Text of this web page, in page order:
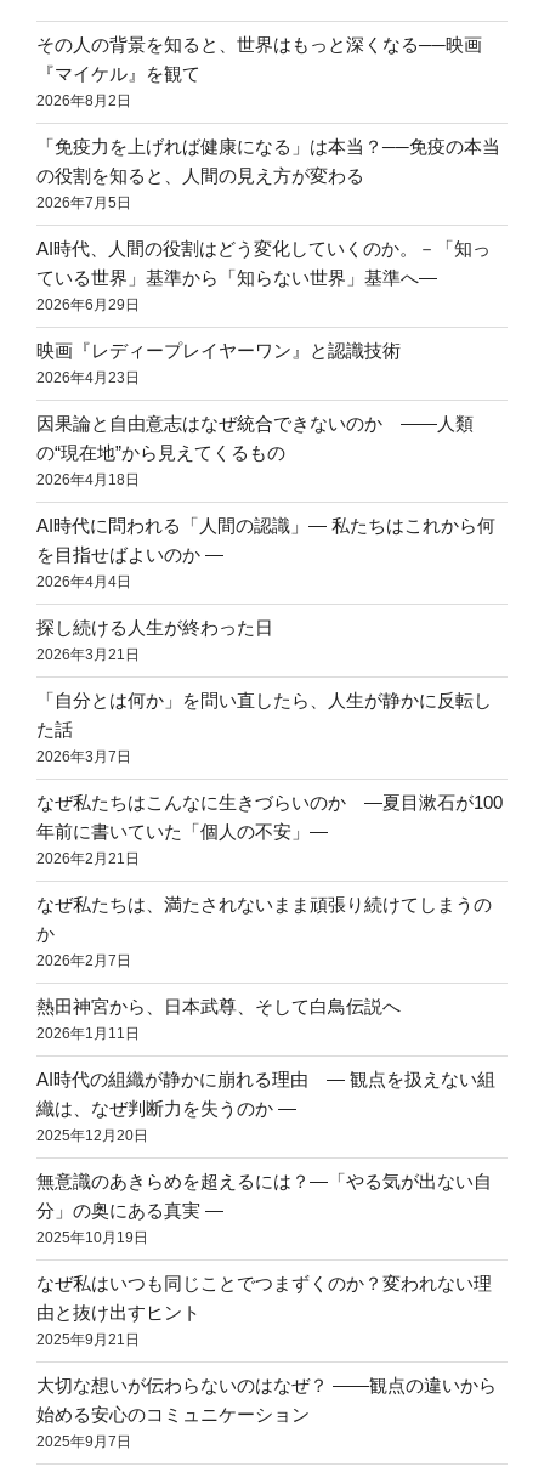
その人の背景を知ると、世界はもっと深くなる──映画
『マイケル』を観て
2026年8月2日
「免疫力を上げれば健康になる」は本当？──免疫の本当
の役割を知ると、人間の見え方が変わる
2026年7月5日
AI時代、人間の役割はどう変化していくのか。－「知っ
ている世界」基準から「知らない世界」基準へ―
2026年6月29日
映画『レディープレイヤーワン』と認識技術
2026年4月23日
因果論と自由意志はなぜ統合できないのか ――人類
の“現在地”から見えてくるもの
2026年4月18日
AI時代に問われる「人間の認識」― 私たちはこれから何
を目指せばよいのか ―
2026年4月4日
探し続ける人生が終わった日
2026年3月21日
「自分とは何か」を問い直したら、人生が静かに反転し
た話
2026年3月7日
なぜ私たちはこんなに生きづらいのか ―夏目漱石が100
年前に書いていた「個人の不安」―
2026年2月21日
なぜ私たちは、満たされないまま頑張り続けてしまうの
か
2026年2月7日
熱田神宮から、日本武尊、そして白鳥伝説へ
2026年1月11日
AI時代の組織が静かに崩れる理由 ― 観点を扱えない組
織は、なぜ判断力を失うのか ―
2025年12月20日
無意識のあきらめを超えるには？―「やる気が出ない自
分」の奥にある真実 ―
2025年10月19日
なぜ私はいつも同じことでつまずくのか？変われない理
由と抜け出すヒント
2025年9月21日
大切な想いが伝わらないのはなぜ？ ――観点の違いから
始める安心のコミュニケーション
2025年9月7日